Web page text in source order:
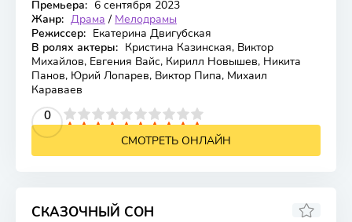
Премьера: 6 сентября 2023
Жанр: Драма / Мелодрамы
Режиссер: Екатерина Двигубская
В ролях актеры: Кристина Казинская, Виктор
Михайлов, Евгения Вайс, Кирилл Новышев, Никита
Панов, Юрий Лопарев, Виктор Пипа, Михаил
Караваев
0
4 5 6 7 8 9 10
СМОТРЕТЬ ОНЛАЙН
СКАЗОЧНЫЙ СОН